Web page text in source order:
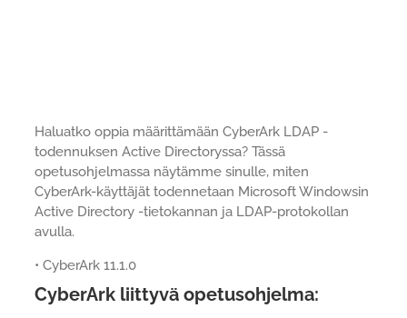
Haluatko oppia määrittämään CyberArk LDAP -
todennuksen Active Directoryssa? Tässä
opetusohjelmassa näytämme sinulle, miten
CyberArk-käyttäjät todennetaan Microsoft Windowsin
Active Directory -tietokannan ja LDAP-protokollan
avulla.
• CyberArk 11.1.0
CyberArk liittyvä opetusohjelma: